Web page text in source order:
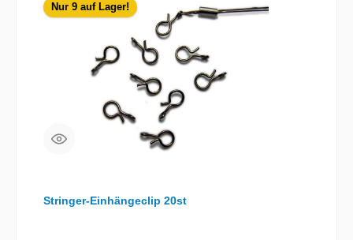
Nur 9 auf Lager!
Stringer-Einhängeclip 20st